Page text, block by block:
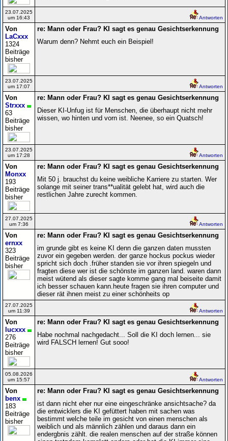
23.07.2025
um 16:43
Antworten
Von
LaCxxx
1324
Beiträge
bisher
re: Mann oder Frau? KI sagt es genau Gesichtserkennung
Warum denn? Nehmt euch ein Beispiel!
23.07.2025
um 17:07
Antworten
Von
Strxxx
63
Beiträge
bisher
re: Mann oder Frau? KI sagt es genau Gesichtserkennung
Dieser KI-Unfug ist für Menschen, die überhaupt nicht mehr
wissen, wo hinten und vorn ist. Neenee, so ein Quatsch!
23.07.2025
um 17:28
Antworten
Von
Monxx
193
Beiträge
bisher
re: Mann oder Frau? KI sagt es genau Gesichtserkennung
Mit 50 j. brauchst du keine weibliche Karriere zu starten. Wer
solange mit seiner trans**ualität gelebt hat, wird auch die
restlichen Jahre zurecht kommen.
27.07.2025
um 7:36
Antworten
Von
ernxx
323
Beiträge
bisher
re: Mann oder Frau? KI sagt es genau Gesichtserkennung
im grunde gibt es keine KI denn die ganzen daten mussten
zuvor ein gegeben werden. der ganze hockus pockus wieder
spricht sich doch .früher standen sie vor ihren spiegeln und
fragten diese wer ist die schönste im ganzen land. waren dann
meist wütend als dieser sagte komme gang mal beiseite damit
ich besser schauen kann.heute fragen sie ihren computer und
dieser rät ihnen meist zu einer schönheits op
27.07.2025
um 11:39
Antworten
Von
lucxxx
276
Beiträge
bisher
re: Mann oder Frau? KI sagt es genau Gesichtserkennung
Habe nochmal nachgedacht... Soll die KI doch lernen... sie
wird FALSCH lernen! Gut sooo!
05.08.2026
um 15:57
Antworten
Von
benx
183
Beiträge
bisher
re: Mann oder Frau? KI sagt es genau Gesichtserkennung
ist dann nicht eher nur eine eingeschränke ansichtsache? da
die entwicklers die KI gefüttert haben mit sachen was
bestimmt welche teile im gesicht von einen menschen als
weiblich und als männlich zählen und daraus dann ein
endergbnis zählt. die realen menschen auf der straße können